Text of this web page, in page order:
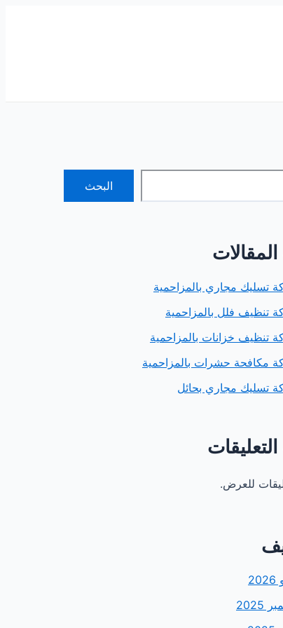
البحث
تسليك مجاري بالمزاحمية
تنظيف فلل بالمزاحمية
تنظيف خزانات بالمزاحمية
مكافحة حشرات بالمزاحمية
تسليك مجاري بحائل
للعرض.